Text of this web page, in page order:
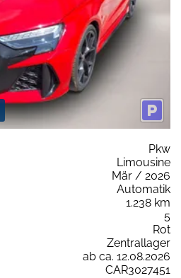
Pkw
Limousine
Mär / 2026
Automatik
1.238 km
5
Rot
Zentrallager
ab ca. 12.08.2026
CAR3027451